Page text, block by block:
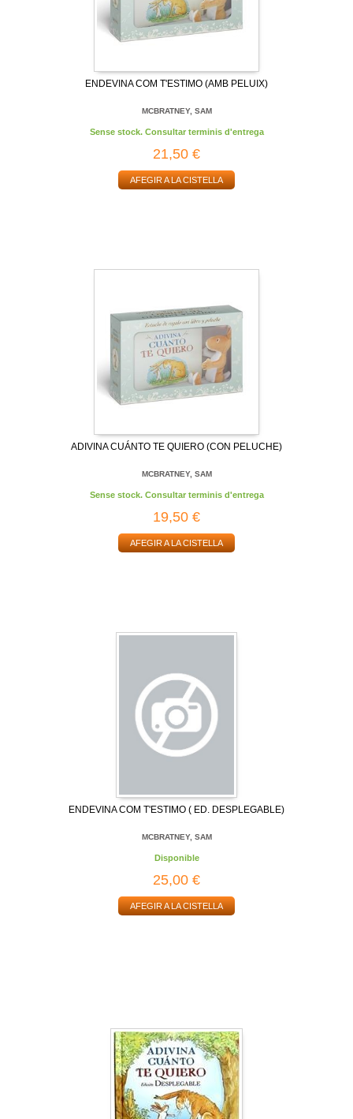
ENDEVINA COM T'ESTIMO (AMB PELUIX)
MCBRATNEY, SAM
Sense stock. Consultar terminis d'entrega
21,50 €
AFEGIR A LA CISTELLA
ADIVINA CUÁNTO TE QUIERO (CON PELUCHE)
MCBRATNEY, SAM
Sense stock. Consultar terminis d'entrega
19,50 €
AFEGIR A LA CISTELLA
ENDEVINA COM T'ESTIMO ( ED. DESPLEGABLE)
MCBRATNEY, SAM
Disponible
25,00 €
AFEGIR A LA CISTELLA